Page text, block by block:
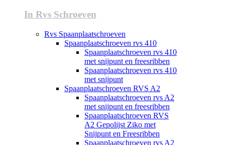
In Rvs Schroeven
Rvs Spaanplaatschroeven
Spaanplaatschroeven rvs 410
Spaanplaatschroeven rvs 410
met snijpunt en freesribben
Spaanplaatschroeven rvs 410
met snijpunt
Spaanplaatschroeven RVS A2
Spaanplaatschroeven rvs A2
met snijpunt en freesribben
Spaanplaatschroeven RVS
A2 Gepolijst Ziko met
Snijpunt en Freesribben
Spaanplaatschroeven rvs A2